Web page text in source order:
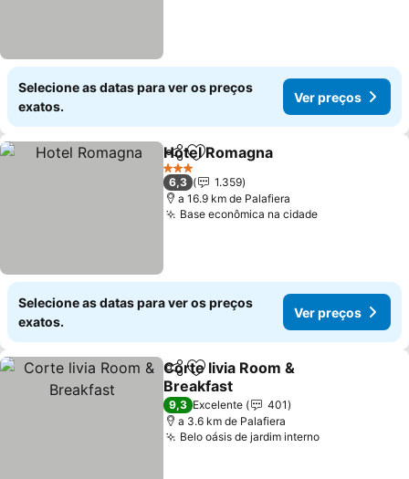
Selecione as datas para ver os preços
exatos.
Ver preços
PartilharAdicionar aos favoritos
Hotel Romagna
3 Estrelas
6,3
1.359
a 16.9 km de Palafiera
Base econômica na cidadeVer preços
Selecione as datas para ver os preços
exatos.
Ver preços
PartilharAdicionar aos favoritos
Corte livia Room &
Breakfast
Ver preços
9,3 Excelente
401
a 3.6 km de Palafiera
Belo oásis de jardim internoVer preços